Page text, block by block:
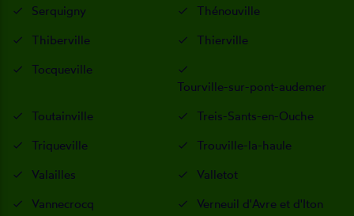
Serquigny
Thénouville
Thiberville
Thierville
Tocqueville
Tourville-sur-pont-audemer
Toutainville
Treis-Sants-en-Ouche
Triqueville
Trouville-la-haule
Valailles
Valletot
Vannecrocq
Verneuil d'Avre et d'Iton